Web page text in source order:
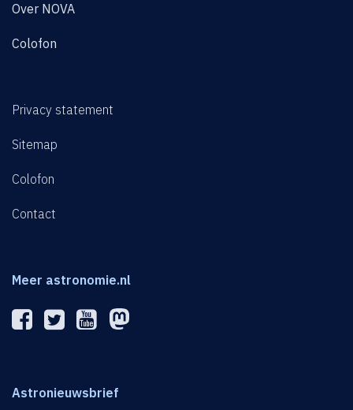
Over NOVA
Colofon
Privacy statement
Sitemap
Colofon
Contact
Meer astronomie.nl
Astronieuwsbrief